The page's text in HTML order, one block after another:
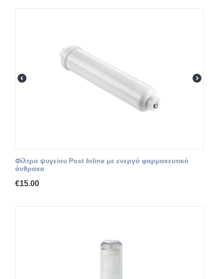
Φίλτρο ψυγείου Post Inline με ενεργό φαρμακευτικό
άνθρακα
€15.00